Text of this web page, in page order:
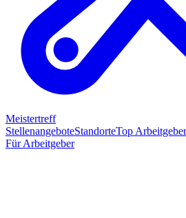
Meistertreff
StellenangeboteStandorteTop Arbeitgeber
Für Arbeitgeber